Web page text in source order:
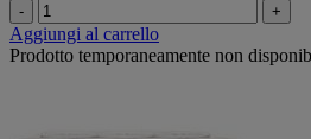
- +
Aggiungi al carrello
Prodotto temporaneamente non